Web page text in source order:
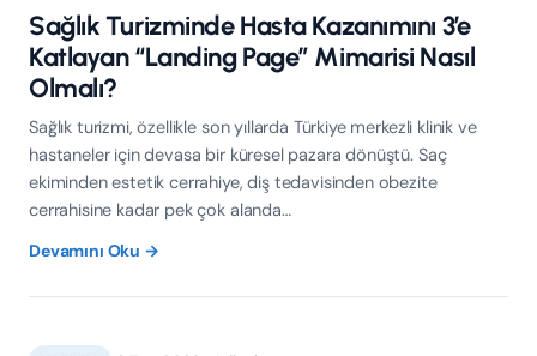
Sağlık Turizminde Hasta Kazanımını 3’e
Katlayan “Landing Page” Mimarisi Nasıl
Olmalı?
Sağlık turizmi, özellikle son yıllarda Türkiye merkezli klinik ve
hastaneler için devasa bir küresel pazara dönüştü. Saç
ekiminden estetik cerrahiye, diş tedavisinden obezite
cerrahisine kadar pek çok alanda…
Devamını Oku →